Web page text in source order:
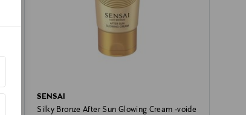
SENSAI
Silky Bronze After Sun Glowing Cream -voide